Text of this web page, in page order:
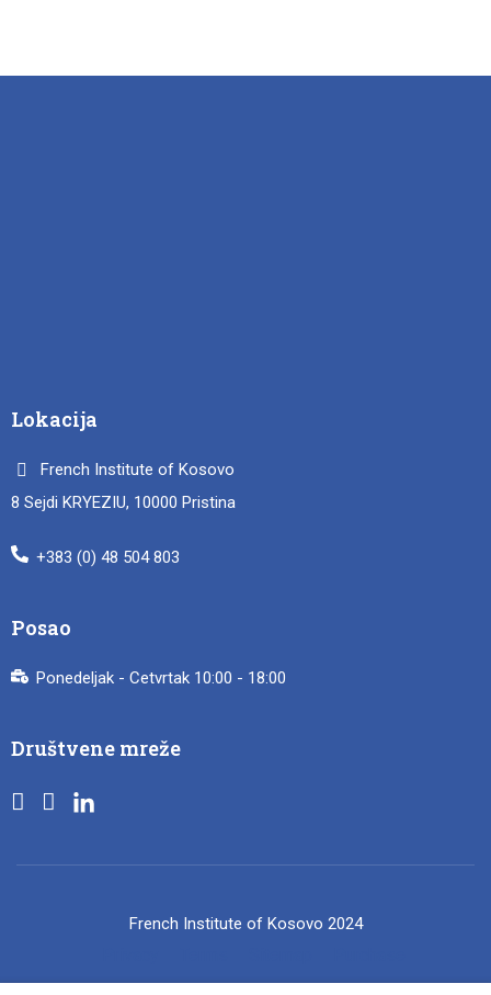
Lokacija
French Institute of Kosovo
8 Sejdi KRYEZIU, 10000 Pristina
+383 (0) 48 504 803
Posao
Ponedeljak - Cetvrtak 10:00 - 18:00
Društvene mreže
French Institute of Kosovo 2024